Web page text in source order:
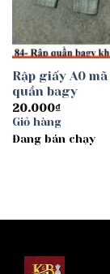
Rập giấy A0 mã
quần bagy
20.000₫
Giỏ hàng
Đang bán chạy